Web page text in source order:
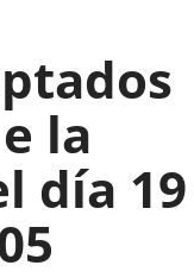
externa.
la
día 19